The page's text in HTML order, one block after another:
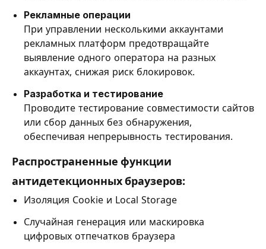
Рекламные операции
При управлении несколькими аккаунтами
рекламных платформ предотвращайте
выявление одного оператора на разных
аккаунтах, снижая риск блокировок.
Разработка и тестирование
Проводите тестирование совместимости сайтов
или сбор данных без обнаружения,
обеспечивая непрерывность тестирования.
Распространенные функции
антидетекционных браузеров:
Изоляция Cookie и Local Storage
Случайная генерация или маскировка
цифровых отпечатков браузера